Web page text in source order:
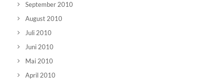
September 2010
August 2010
Juli 2010
Juni 2010
Mai 2010
April 2010